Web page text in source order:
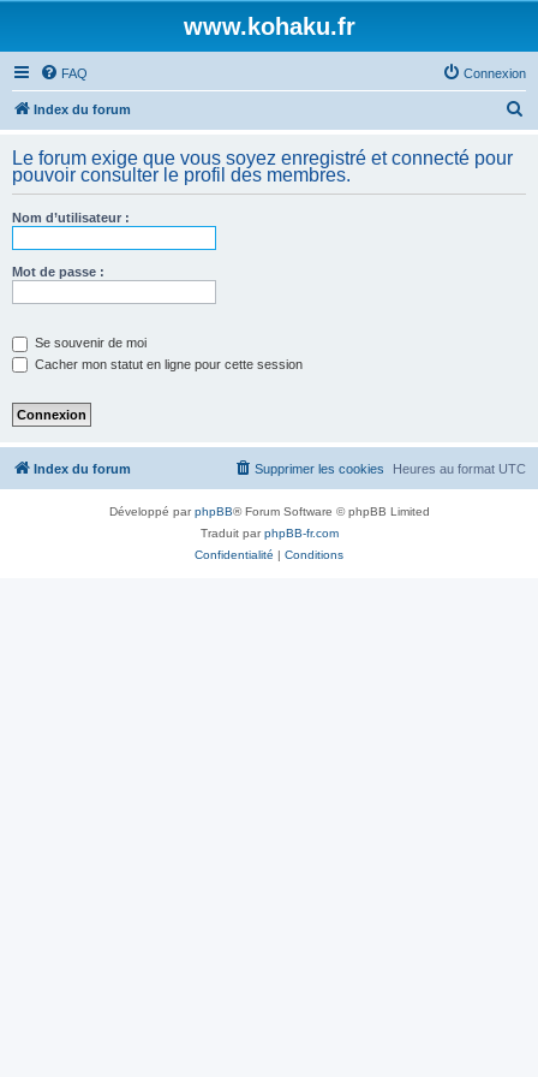
www.kohaku.fr
FAQ Connexion
Index du forum
h
Le forum exige que vous soyez enregistré et connecté pour
pouvoir consulter le profil des membres.
Nom d’utilisateur :
Mot de passe :
Se souvenir de moi
Cacher mon statut en ligne pour cette session
Index du forum Heures au format UTC
Supprimer les cookies
Développé parphpBB® Forum Software © phpBB Limited
Traduit parphpBB-fr.com
Confidentialité | Conditions